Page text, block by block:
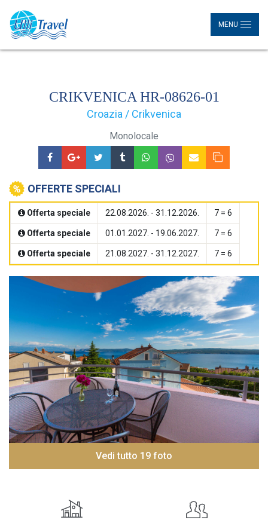
MENU
CRIKVENICA HR-08626-01
Croazia / Crikvenica
Monolocale
OFFERTE SPECIALI
Offerta speciale 22.08.2026. - 31.12.2026. 7 = 6
Offerta speciale 01.01.2027. - 19.06.2027. 7 = 6
Offerta speciale 21.08.2027. - 31.12.2027. 7 = 6
Vedi tutto 19 foto